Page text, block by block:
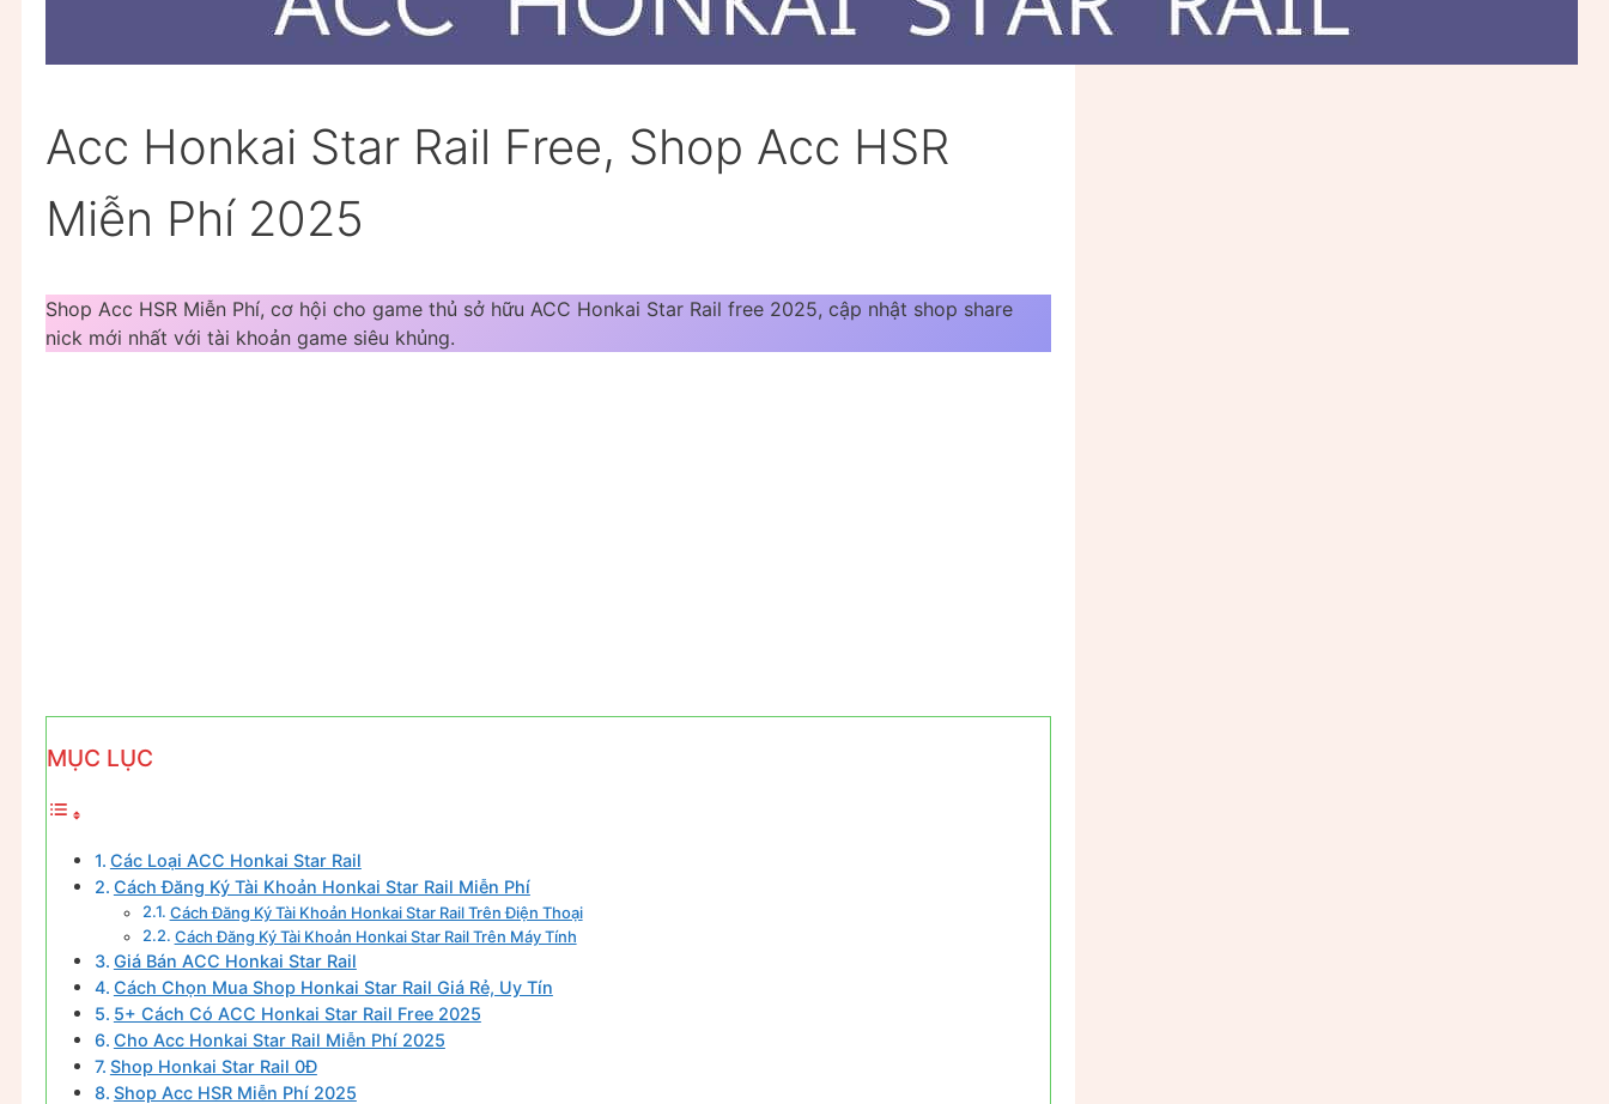
Acc Honkai Star Rail Free, Shop Acc HSR
Miễn Phí 2025
Shop Acc HSR Miễn Phí, cơ hội cho game thủ sở hữu ACC Honkai Star Rail free 2025, cập nhật shop share
nick mới nhất với tài khoản game siêu khủng.
MỤC LỤC
Các Loại ACC Honkai Star Rail
Cách Đăng Ký Tài Khoản Honkai Star Rail Miễn Phí
Cách Đăng Ký Tài Khoản Honkai Star Rail Trên Điện Thoại
Cách Đăng Ký Tài Khoản Honkai Star Rail Trên Máy Tính
Giá Bán ACC Honkai Star Rail
Cách Chọn Mua Shop Honkai Star Rail Giá Rẻ, Uy Tín
5+ Cách Có ACC Honkai Star Rail Free 2025
Cho Acc Honkai Star Rail Miễn Phí 2025
Shop Honkai Star Rail 0Đ
Shop Acc HSR Miễn Phí 2025